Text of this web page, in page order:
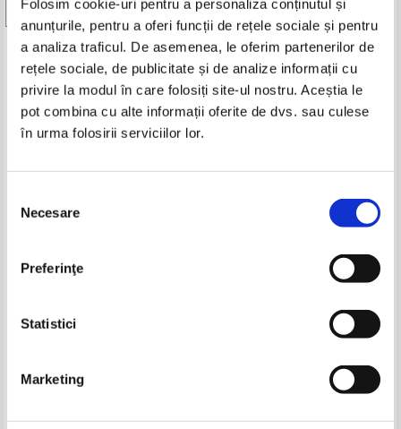
Folosim cookie-uri pentru a personaliza conținutul și
anunțurile, pentru a oferi funcții de rețele sociale și pentru
a analiza traficul. De asemenea, le oferim partenerilor de
rețele sociale, de publicitate și de analize informații cu
privire la modul în care folosiți site-ul nostru. Aceștia le
pot combina cu alte informații oferite de dvs. sau culese
în urma folosirii serviciilor lor.
consimțământului
Necesare
Preferinţe
Statistici
Marketing
Vezi toate edițiile »
Produse din aceeasi categorie
-20%
Pret:50,00Lei
Peter Ross Range - 1924. Anul